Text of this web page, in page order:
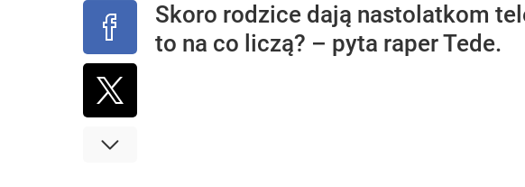
Skoro rodzice dają nastolatkom
to na co liczą? – pyta raper Tede.